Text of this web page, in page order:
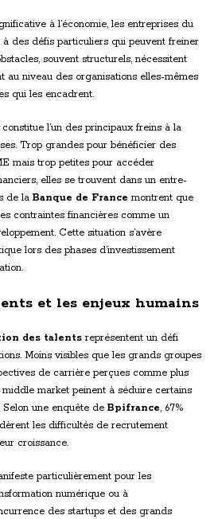
à l’économie, les entreprises du
des défis particuliers qui peuvent freiner
souvent structurels, nécessitent
au niveau des organisations elles-mêmes
qui les encadrent.
constitue l’un des principaux freins à la
Trop grandes pour bénéficier des
mais trop petites pour accéder
elles se trouvent dans un entre-
de la Banque de France montrent que
contraintes financières comme un
Cette situation s’avère
lors des phases d’investissement
et les enjeux humains
des talentsreprésentent un défi
Moins visibles que les grands groupes
de carrière perçues comme plus
market peinent à séduire certains
une enquête de Bpifrance, 67%
les difficultés de recrutement
croissance.
particulièrement pour les
numérique ou à
des startups et des grands